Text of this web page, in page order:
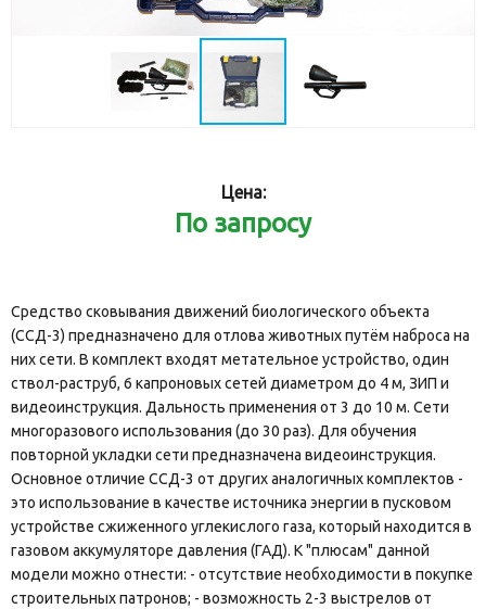
Цена:
По запросу
Средство сковывания движений биологического объекта
(ССД-3) предназначено для отлова животных путём наброса на
них сети. В комплект входят метательное устройство, один
ствол-раструб, 6 капроновых сетей диаметром до 4 м, ЗИП и
видеоинструкция. Дальность применения от 3 до 10 м. Сети
многоразового использования (до 30 раз). Для обучения
повторной укладки сети предназначена видеоинструкция.
Основное отличие ССД-3 от других аналогичных комплектов -
это использование в качестве источника энергии в пусковом
устройстве сжиженного углекислого газа, который находится в
газовом аккумуляторе давления (ГАД). К "плюсам" данной
модели можно отнести: - отсутствие необходимости в покупке
строительных патронов; - возможность 2-3 выстрелов от